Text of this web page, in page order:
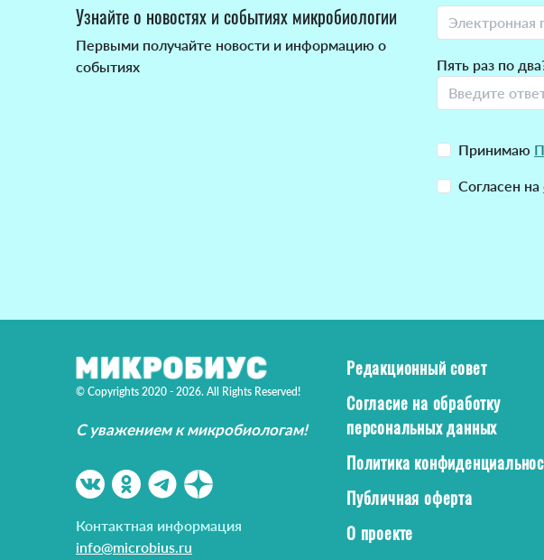
Узнайте о новостях и событиях микробиологии
Первыми получайте новости и информацию о
событиях
Пять раз по
Принимаю
Согласен на
© Copyrights 2020 - 2026. All Rights Reserved!
С уважением к микробиологам!
Контактная информация
info@microbius.ru
Редакционный совет
Согласие на обработку
персональных данных
Политика
Публичная оферта
О проекте